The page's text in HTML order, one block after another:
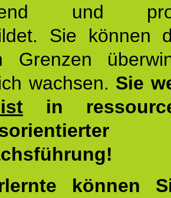
und
Sie können
Grenzen
wachsen. Sie
in
können